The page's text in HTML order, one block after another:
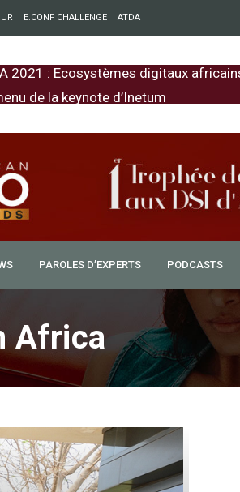
E.CONF CHALLENGE ATDA
2021 : Ecosystèmes digitaux
de la keynote d’Inetum
PAROLES D’EXPERTS PODCASTS
Africa